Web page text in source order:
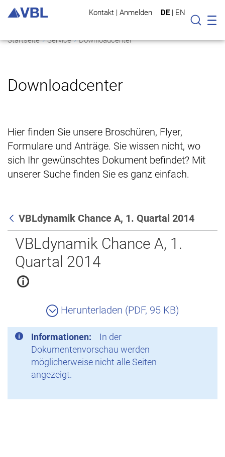
Kontakt | Anmelden DE | EN
Suche
Startseite Service Downloadcenter
Downloadcenter
Hier finden Sie unsere Broschüren, Flyer,
Formulare und Anträge. Sie wissen nicht, wo
sich Ihr gewünschtes Dokument befindet? Mit
unserer Suche finden Sie es ganz einfach.
Zurück
VBLdynamik Chance A, 1. Quartal 2014
VBLdynamik Chance A, 1.
Quartal 2014
Herunterladen (PDF, 95 KB)
Informationen:
In der
Dokumentenvorschau werden
möglicherweise nicht alle Seiten
angezeigt.